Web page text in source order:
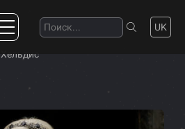
UK
Хельдис